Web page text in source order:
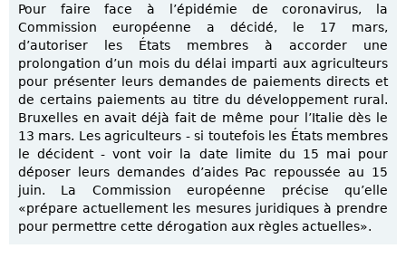
Pour faire face à l’épidémie de coronavirus, la
Commission européenne a décidé, le 17 mars,
d’autoriser les États membres à accorder une
prolongation d’un mois du délai imparti aux agriculteurs
pour présenter leurs demandes de paiements directs et
de certains paiements au titre du développement rural.
Bruxelles en avait déjà fait de même pour l’Italie dès le
13 mars. Les agriculteurs - si toutefois les États membres
le décident - vont voir la date limite du 15 mai pour
déposer leurs demandes d’aides Pac repoussée au 15
juin. La Commission européenne précise qu’elle
«prépare actuellement les mesures juridiques à prendre
pour permettre cette dérogation aux règles actuelles».